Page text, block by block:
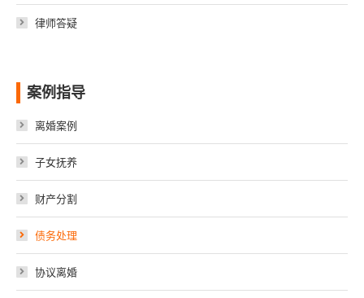
律师答疑
案例指导
离婚案例
子女抚养
财产分割
债务处理
协议离婚